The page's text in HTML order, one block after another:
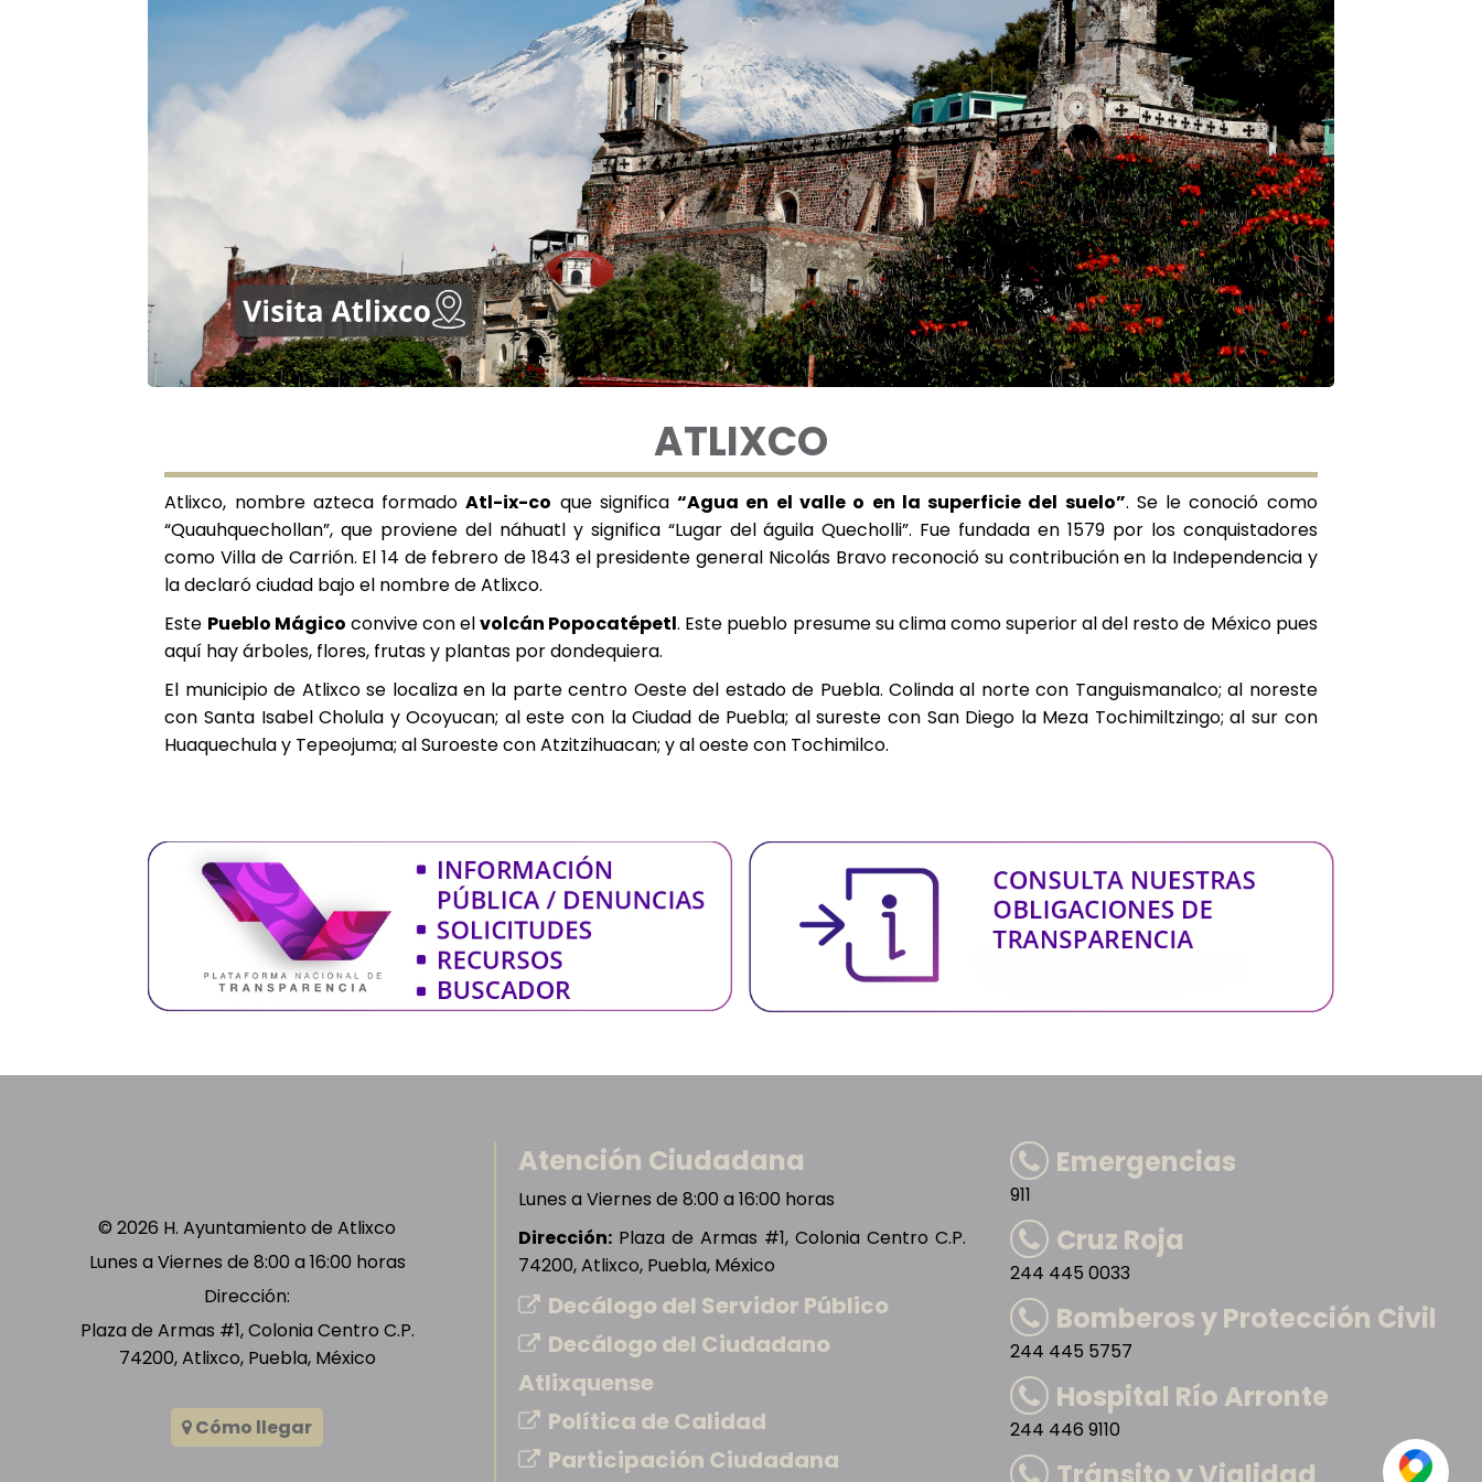
ATLIXCO
Atlixco, nombre azteca formadoAtl-ix-co que significa“Agua en el valle o en la superficie del suelo”. Se le conoció como
“Quauhquechollan”, que proviene del náhuatl y significa “Lugar del águila Quecholli”. Fue fundada en 1579 por los conquistadores
como Villa de Carrión. El 14 de febrero de 1843 el presidente general Nicolás Bravo reconoció su contribución en la Independencia y
la declaró ciudad bajo el nombre de Atlixco.
Este Pueblo Mágico convive con elvolcán Popocatépetl. Este pueblo presume su clima como superior al del resto de México pues
aquí hay árboles, flores, frutas y plantas por dondequiera.
El municipio de Atlixco se localiza en la parte centro Oeste del estado de Puebla. Colinda al norte con Tanguismanalco; al noreste
con Santa Isabel Cholula y Ocoyucan; al este con la Ciudad de Puebla; al sureste con San Diego la Meza Tochimiltzingo; al sur con
Huaquechula y Tepeojuma; al Suroeste con Atzitzihuacan; y al oeste con Tochimilco.
© 2026 H. Ayuntamiento de Atlixco
Lunes a Viernes de 8:00 a 16:00 horas
Dirección:
Plaza de Armas #1, Colonia Centro C.P.
74200, Atlixco, Puebla, México
Cómo llegar
Atención Ciudadana
Lunes a Viernes de 8:00 a 16:00 horas
Dirección: Plaza de Armas #1, Colonia Centro C.P.
74200, Atlixco, Puebla, México
Decálogo del Servidor Público
Decálogo del Ciudadano
Atlixquense
Política de Calidad
Participación Ciudadana
Emergencias
911
Cruz Roja
244 445 0033
Bomberos y Protección Civil
244 445 5757
Hospital Río Arronte
244 446 9110
Tránsito y Vialidad